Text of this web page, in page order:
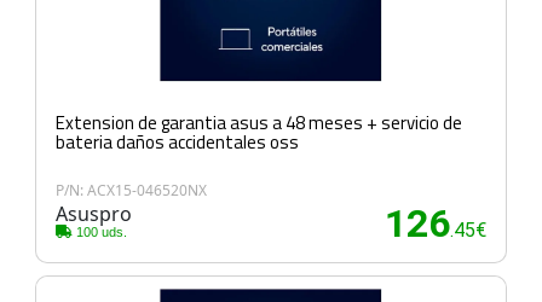
Extension de garantia asus a 48 meses + servicio de
bateria daños accidentales oss
P/N: ACX15-046520NX
Asuspro
100 uds. 126.45€